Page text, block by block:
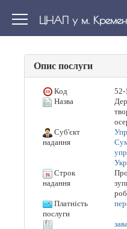
ЦНАП у м.
Опис послуги
Код
52-
Назва
Суб'єкт
надання
Строк
надання
Платність
послуги